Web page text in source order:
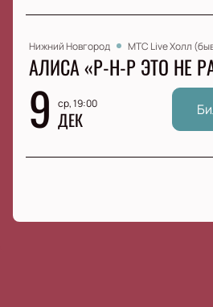
Нижний Новгород МТС Live Холл
АЛИСА «Р-Н-Р ЭТО НЕ
9 ср, 19:00
ДЕК